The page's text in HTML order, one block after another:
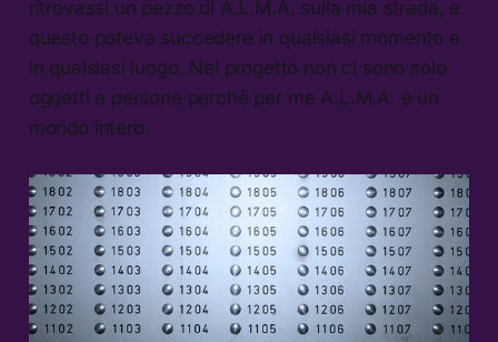
ritrovassi un pezzo di A.L.M.A. sulla mia strada, e
questo poteva succedere in qualsiasi momento e
in qualsiasi luogo. Nel progetto non ci sono solo
oggetti e persone perchè per me A.L.M.A. è un
mondo intero.